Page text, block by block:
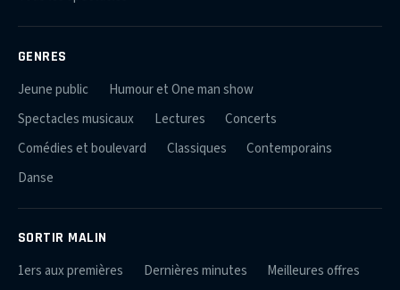
GENRES
Jeune public
Humour et One man show
Spectacles musicaux
Lectures
Concerts
Comédies et boulevard
Classiques
Contemporains
Danse
SORTIR MALIN
1ers aux premières Dernières minutes
Meilleures offres